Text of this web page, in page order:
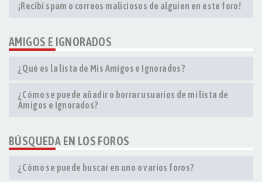
¡Recibí spam o correos maliciosos de alguien en este foro!
AMIGOS E IGNORADOS
¿Qué es la lista de Mis Amigos e Ignorados?
¿Cómo se puede añadir o borrar usuarios de mi lista de
Amigos e Ignorados?
BÚSQUEDA EN LOS FOROS
¿Cómo se puede buscar en uno o varios foros?